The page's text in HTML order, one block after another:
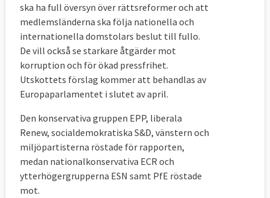
ska ha full översyn över rättsreformer och att
medlemsländerna ska följa nationella och
internationella domstolars beslut till fullo.
De vill också se starkare åtgärder mot
korruption och för ökad pressfrihet.
Utskottets förslag kommer att behandlas av
Europaparlamentet i slutet av april.
Den konservativa gruppen EPP, liberala
Renew, socialdemokratiska S&D, vänstern och
miljöpartisterna röstade för rapporten,
medan nationalkonservativa ECR och
ytterhögergrupperna ESN samt PfE röstade
mot.